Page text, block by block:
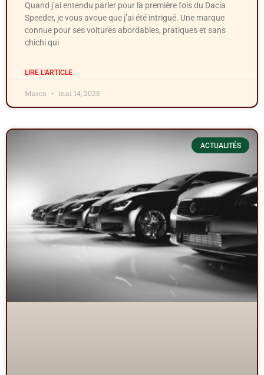
Quand j’ai entendu parler pour la première fois du Dacia
Speeder, je vous avoue que j’ai été intrigué. Une marque
connue pour ses voitures abordables, pratiques et sans
chichi qui
LIRE L'ARTICLE
Marco mai 14, 2025
ACTUALITÉS